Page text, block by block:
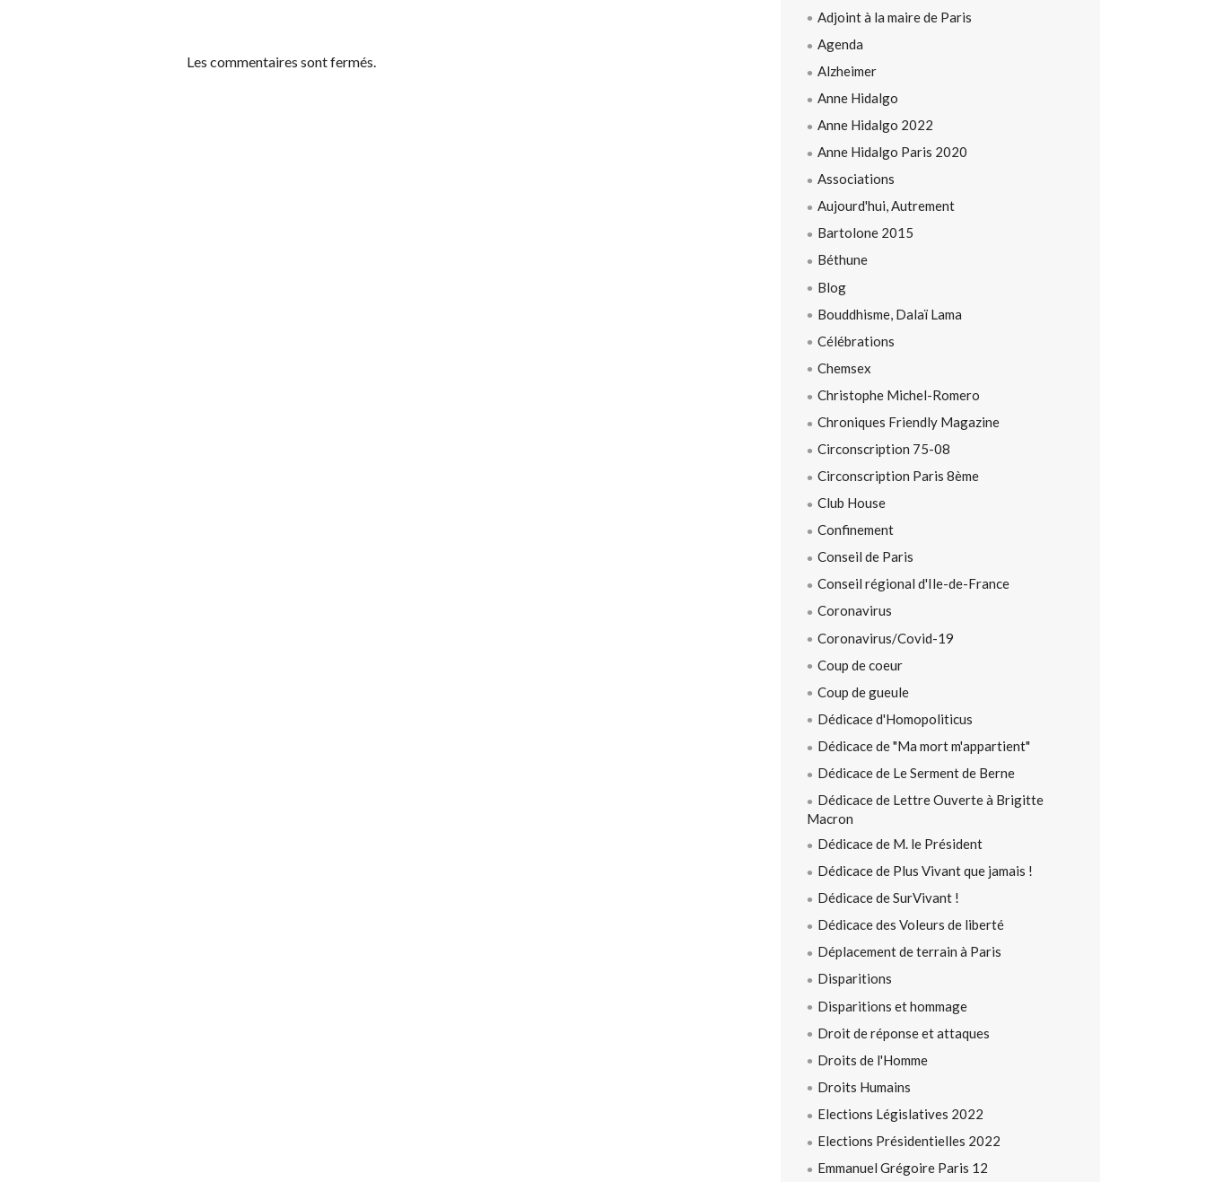
Les commentaires sont fermés.
Adjoint à la maire de Paris
Agenda
Alzheimer
Anne Hidalgo
Anne Hidalgo 2022
Anne Hidalgo Paris 2020
Associations
Aujourd'hui, Autrement
Bartolone 2015
Béthune
Blog
Bouddhisme, Dalaï Lama
Célébrations
Chemsex
Christophe Michel-Romero
Chroniques Friendly Magazine
Circonscription 75-08
Circonscription Paris 8ème
Club House
Confinement
Conseil de Paris
Conseil régional d'Ile-de-France
Coronavirus
Coronavirus/Covid-19
Coup de coeur
Coup de gueule
Dédicace d'Homopoliticus
Dédicace de "Ma mort m'appartient"
Dédicace de Le Serment de Berne
Dédicace de Lettre Ouverte à Brigitte
Macron
Dédicace de M. le Président
Dédicace de Plus Vivant que jamais !
Dédicace de SurVivant !
Dédicace des Voleurs de liberté
Déplacement de terrain à Paris
Disparitions
Disparitions et hommage
Droit de réponse et attaques
Droits de l'Homme
Droits Humains
Elections Législatives 2022
Elections Présidentielles 2022
Emmanuel Grégoire Paris 12